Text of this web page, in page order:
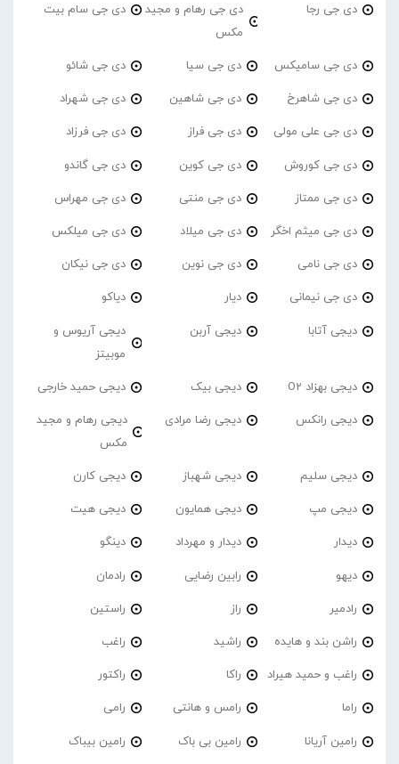
دی جی رجا
دی جی رهام و مجید
مکس
دی جی سام بیت
دی جی سامیکس دی جی سیا دی جی شائو
دی جی شاهرخ دی جی شاهین دی جی شهراد
دی جی علی مولی دی جی فراز دی جی فرزاد
دی جی کوروش دی جی کوین دی جی گاندو
دی جی ممتاز دی جی منتی دی جی مهراس
دی جی میثم اخگر دی جی میلاد دی جی میلکس
دی جی نامی دی جی نوین دی جی نیکان
دی جی نیمانی دیار دیاکو
دیجی آتابا دیجی آربن
دیجی آریوس و
موبیتز
دیجی بهزاد O2 دیجی بیک دیجی حمید خارجی
دیجی رانکس دیجی رضا مرادی
دیجی رهام و مجید
مکس
دیجی سلیم دیجی شهباز دیجی کارن
دیجی مپ دیجی همایون دیجی هیت
دیدار دیدار و مهرداد دینگو
دیهو رابین رضایی رادمان
رادمیر راز راستین
راشن بند و هایده راشید راغب
راغب و حمید هیراد راکا راکتور
راما رامس و هانتی رامی
رامین آریانا رامین بی باک رامین بیباک